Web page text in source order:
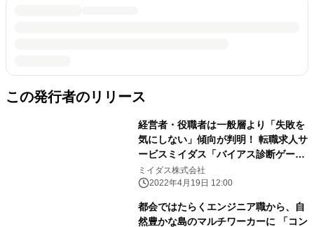
この発行者のリリース
経営者・役職者は一般層より「失敗を
気にしない」傾向が判明！ 転職求人サ
ービスミイダス「バイアス診断ゲー
ム」公開
ミイダス株式会社
2022年4月19日 12:00
都会ではたらくエンジニア職から、自
然豊かな島のマルチワーカーに 「コン